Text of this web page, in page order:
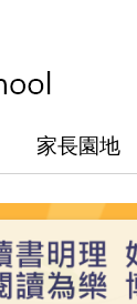
家長園地